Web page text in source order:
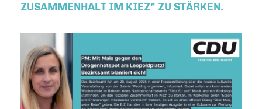
ZUSAMMENHALT IM KIEZ” ZU STÄRKEN.